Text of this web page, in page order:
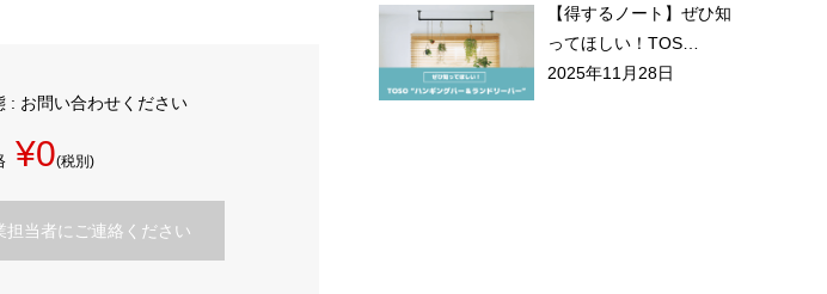
: お問い合わせください
¥0(税別)
担当者にご連絡ください
【得するノート】ぜひ知
ってほしい！TOS…
2025年11月28日